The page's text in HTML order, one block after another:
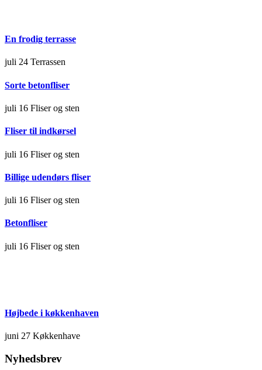
En frodig terrasse
juli 24 Terrassen
Sorte betonfliser
juli 16 Fliser og sten
Fliser til indkørsel
juli 16 Fliser og sten
Billige udendørs fliser
juli 16 Fliser og sten
Betonfliser
juli 16 Fliser og sten
Højbede i køkkenhaven
juni 27 Køkkenhave
Nyhedsbrev